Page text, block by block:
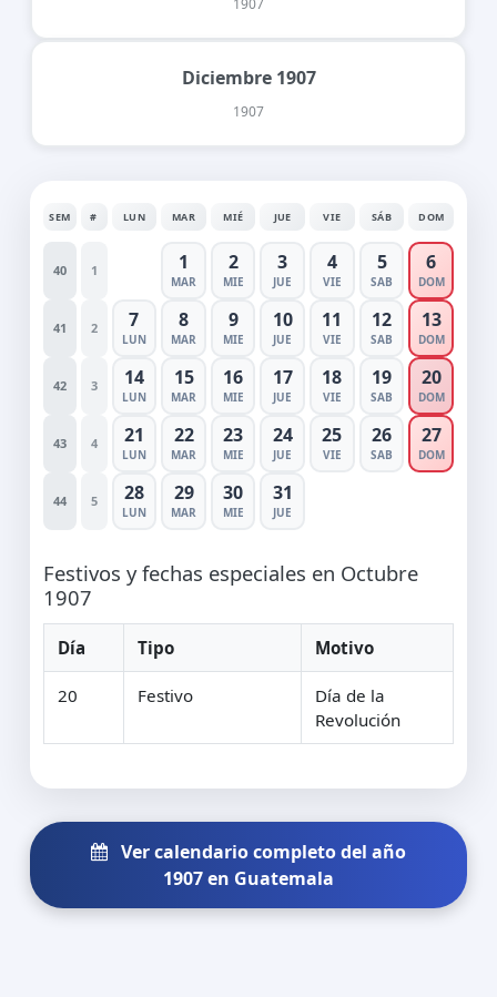
1907
Diciembre 1907
1907
SEM # LUN MAR MIÉ JUE VIE SÁB DOM
40 1 1
MAR
2
MIE
3
JUE
4
VIE
5
SAB
6
DOM
41 2 7
LUN
8
MAR
9
MIE
10
JUE
11
VIE
12
SAB
13
DOM
42 3 14
LUN
15
MAR
16
MIE
17
JUE
18
VIE
19
SAB
20
DOM
43 4 21
LUN
22
MAR
23
MIE
24
JUE
25
VIE
26
SAB
27
DOM
44 5 28
LUN
29
MAR
30
MIE
31
JUE
Festivos y fechas especiales en Octubre
1907
Día Tipo Motivo
20 Festivo
Día de la
Revolución
Ver calendario completo del año
1907 en Guatemala